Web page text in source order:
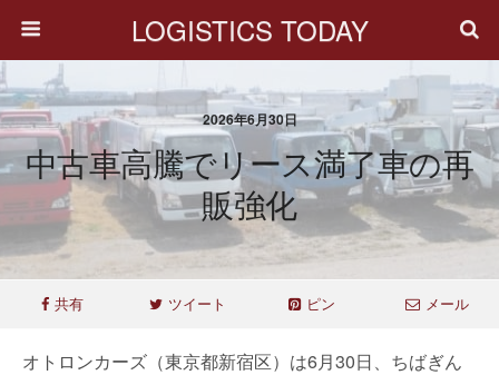
LOGISTICS TODAY
2026年6月30日
中古車高騰でリース満了車の再
販強化
共有 ツイート ピン メール
オトロンカーズ（東京都新宿区）は6月30日、ちばぎん